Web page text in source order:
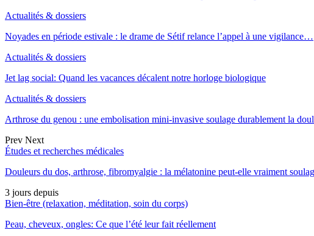
Actualités & dossiers
Noyades en période estivale : le drame de Sétif relance l’appel à une vigilance…
Actualités & dossiers
Jet lag social: Quand les vacances décalent notre horloge biologique
Actualités & dossiers
Arthrose du genou : une embolisation mini-invasive soulage durablement la
Prev Next
Études et recherches médicales
Douleurs du dos, arthrose, fibromyalgie : la mélatonine peut-elle vraiment
3 jours depuis
Bien-être (relaxation, méditation, soin du corps)
Peau, cheveux, ongles: Ce que l’été leur fait réellement